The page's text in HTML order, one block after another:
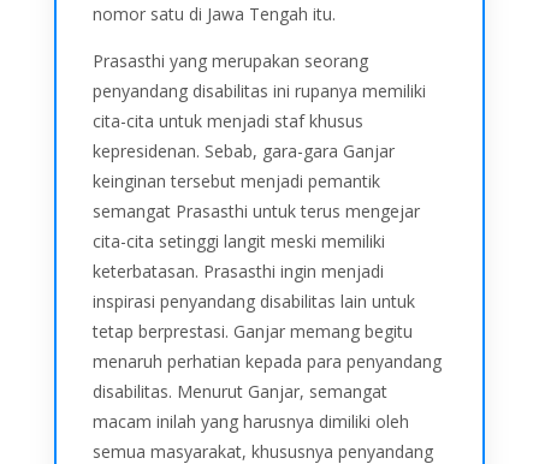
nomor satu di Jawa Tengah itu.
Prasasthi yang merupakan seorang
penyandang disabilitas ini rupanya memiliki
cita-cita untuk menjadi staf khusus
kepresidenan. Sebab, gara-gara Ganjar
keinginan tersebut menjadi pemantik
semangat Prasasthi untuk terus mengejar
cita-cita setinggi langit meski memiliki
keterbatasan. Prasasthi ingin menjadi
inspirasi penyandang disabilitas lain untuk
tetap berprestasi. Ganjar memang begitu
menaruh perhatian kepada para penyandang
disabilitas. Menurut Ganjar, semangat
macam inilah yang harusnya dimiliki oleh
semua masyarakat, khususnya penyandang